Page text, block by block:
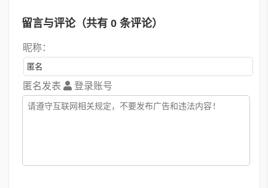
留言与评论（共有 0 条评论）
昵称：
匿名发表 登录账号